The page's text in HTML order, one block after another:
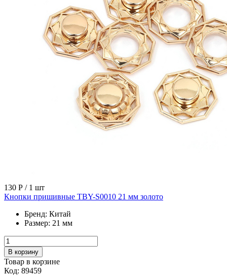
130 Р / 1 шт
Кнопки пришивные TBY-S0010 21 мм золото
Бренд: Китай
Размер: 21 мм
В корзину
Товар в корзине
Код: 89459